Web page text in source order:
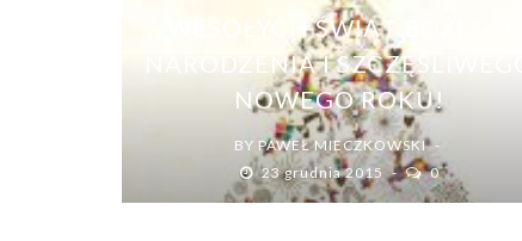
WESOŁYCH ŚWIĄT BOŻEGO
NARODZENIA I SZCZĘŚLIWEGO
NOWEGO ROKU!
BY PAWEŁ MIECZKOWSKI
23 grudnia 2015
0